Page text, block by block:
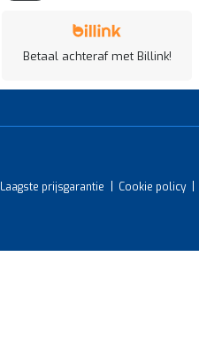
Betaal achteraf met Billink!
Laagste prijsgarantie
Cookie policy